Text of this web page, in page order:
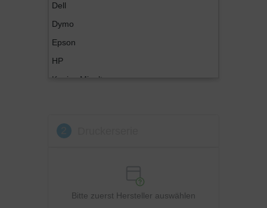
Dell
Dymo
Epson
HP
Konica Minolta
OKI
Ricoh
Bitte zuerst Hersteller auswählen